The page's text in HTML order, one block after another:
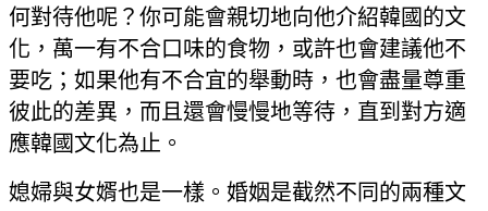
何對待他呢？你可能會親切地向他介紹韓國的文
化，萬一有不合口味的食物，或許也會建議他不
要吃；如果他有不合宜的舉動時，也會盡量尊重
彼此的差異，而且還會慢慢地等待，直到對方適
應韓國文化為止。
媳婦與女婿也是一樣。婚姻是截然不同的兩種文